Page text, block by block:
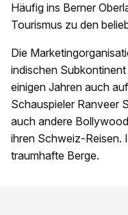
Häufig ins Berner
Tourismus zu den
Die
indischen
einigen Jahren auch
Schauspieler Ranveer
auch andere
ihren Schweiz-Reisen.
traumhafte Berge.